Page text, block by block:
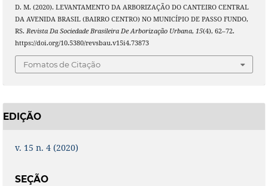
D. M. (2020). LEVANTAMENTO DA ARBORIZAÇÃO DO CANTEIRO CENTRAL
DA AVENIDA BRASIL (BAIRRO CENTRO) NO MUNICÍPIO DE PASSO FUNDO,
RS. Revista Da Sociedade Brasileira De Arborização Urbana, 15(4), 62–72.
https://doi.org/10.5380/revsbau.v15i4.73873
Fomatos de Citação
EDIÇÃO
v. 15 n. 4 (2020)
SEÇÃO